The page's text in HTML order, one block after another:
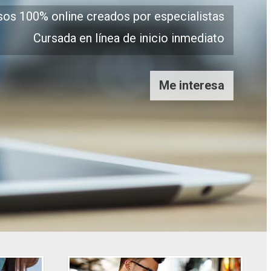
100% online creados por especialistas
Cursada en línea de inicio inmediato
Me interesa